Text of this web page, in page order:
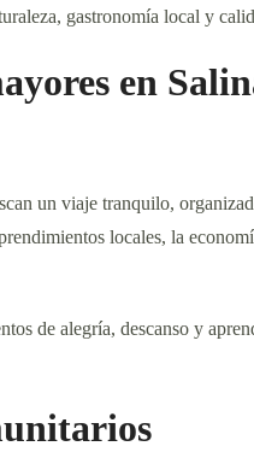
gastronomía local y
en
un viaje tranquilo,
locales, la
de alegría, descanso y